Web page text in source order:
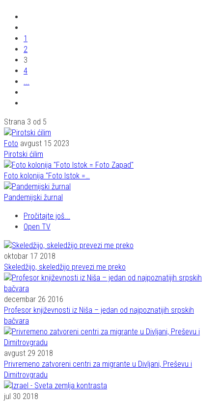
1
2
3
4
...
Strana 3 od 5
Foto avgust 15 2023
Pirotski ćilim
Foto kolonija "Foto Istok =…
Pandemijski žurnal
Pročitajte još...
Open TV
oktobar 17 2018
Skeledžijo, skeledžijo prevezi me preko
decembar 26 2016
Profesor književnosti iz Niša – jedan od najpoznatijih srpskih
bačvara
avgust 29 2018
Privremeno zatvoreni centri za migrante u Divljani, Preševu i
Dimitrovgradu
jul 30 2018